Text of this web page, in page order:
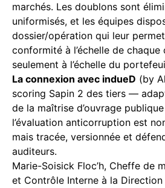
marchés. Les doublons sont
uniformisés, et les équipes
dossier/opération qui leur
conformité à l’échelle de chaque
seulement à l’échelle du
La connexion avec indueD (by
scoring Sapin 2 des tiers —
de la maîtrise d’ouvrage
l’évaluation anticorruption est
mais tracée, versionnée et
auditeurs.
Marie-Soisick Floc’h, Cheffe de
et Contrôle Interne à la